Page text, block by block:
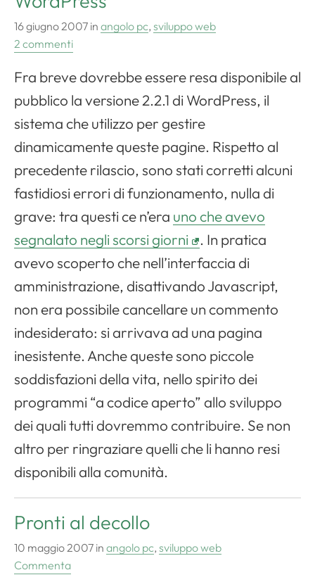
16 giugno 2007 in angolo pc, sviluppo web
2 commenti
Fra breve dovrebbe essere resa disponibile al
pubblico la versione 2.2.1 di WordPress, il
sistema che utilizzo per gestire
dinamicamente queste pagine. Rispetto al
precedente rilascio, sono stati corretti alcuni
fastidiosi errori di funzionamento, nulla di
grave: tra questi ce n’era uno che avevo
segnalato negli scorsi giorni
. In pratica
avevo scoperto che nell’interfaccia di
amministrazione, disattivando Javascript,
non era possibile cancellare un commento
indesiderato: si arrivava ad una pagina
inesistente. Anche queste sono piccole
soddisfazioni della vita, nello spirito dei
programmi “a codice aperto” allo sviluppo
dei quali tutti dovremmo contribuire. Se non
altro per ringraziare quelli che li hanno resi
disponibili alla comunità.
Pronti al decollo
10 maggio 2007 in angolo pc, sviluppo web
Commenta